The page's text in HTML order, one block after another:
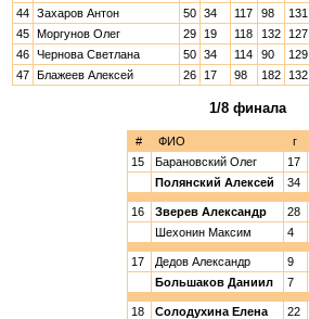
44 Захаров Антон 50 34 117 98
131
45 Моргунов Олег 29 19 118 132
127
46 Чернова Светлана 50 34 114 90
129
47 Блажеев Алексей 26 17 98 182 132
1/8 финала
# ФИО
г
15
Барановский Олег
17
Полянский Алексей
34
16 Зверев Александр
28
Шехонин Максим
4
17 Дедов Александр
9
Большаков Даниил
7
18 Солодухина Елена
22